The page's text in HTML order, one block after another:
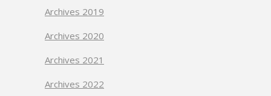
Archives 2019
Archives 2020
Archives 2021
Archives 2022